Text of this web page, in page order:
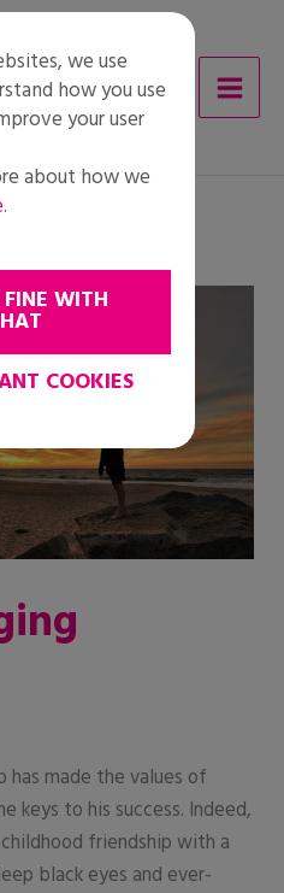
has made the values of
keys to his success. Indeed,
friendship with a
black eyes and ever-
we use
how you use
your user
about how we
.
WITH
COOKIES